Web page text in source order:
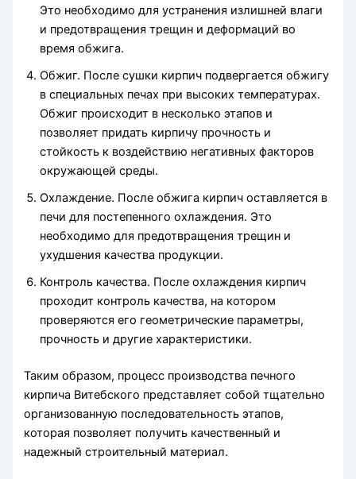
Это необходимо для устранения излишней влаги
и предотвращения трещин и деформаций во
время обжига.
Обжиг. После сушки кирпич подвергается обжигу
в специальных печах при высоких температурах.
Обжиг происходит в несколько этапов и
позволяет придать кирпичу прочность и
стойкость к воздействию негативных факторов
окружающей среды.
Охлаждение. После обжига кирпич оставляется в
печи для постепенного охлаждения. Это
необходимо для предотвращения трещин и
ухудшения качества продукции.
Контроль качества. После охлаждения кирпич
проходит контроль качества, на котором
проверяются его геометрические параметры,
прочность и другие характеристики.
Таким образом, процесс производства печного
кирпича Витебского представляет собой тщательно
организованную последовательность этапов,
которая позволяет получить качественный и
надежный строительный материал.